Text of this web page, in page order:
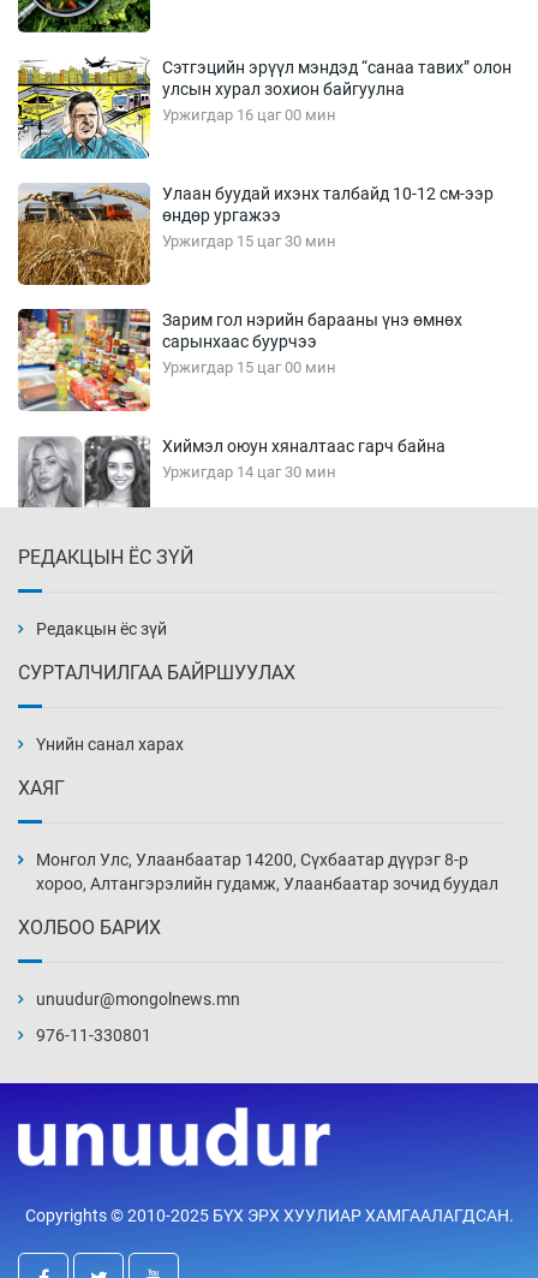
Сэтгэцийн эрүүл мэндэд “санаа тавих” олон
улсын хурал зохион байгуулна
Уржигдар 16 цаг 00 мин
Улаан буудай ихэнх талбайд 10-12 см-ээр
өндөр ургажээ
Уржигдар 15 цаг 30 мин
Зарим гол нэрийн барааны үнэ өмнөх
сарынхаас буурчээ
Уржигдар 15 цаг 00 мин
Хиймэл оюун хяналтаас гарч байна
Уржигдар 14 цаг 30 мин
Уржигдар 14 цаг 00 мин
нэмэгджээ
Уржигдар 13 цаг 30 мин
Уржигдар 13 цаг 00 мин
Уржигдар 12 цаг 30 мин
үйлчилж буй гэв
Уржигдар 12 цаг 00 мин
РЕДАКЦЫН ЁС ЗҮЙ
Редакцын ёс зүй
СУРТАЛЧИЛГАА БАЙРШУУЛАХ
Үнийн санал харах
ХАЯГ
Монгол Улс, Улаанбаатар 14200, Сүхбаатар дүүрэг 8-р
хороо, Алтангэрэлийн гудамж, Улаанбаатар зочид буудал
ХОЛБОО БАРИХ
unuudur@mongolnews.mn
976-11-330801
Copyrights © 2010-2025 БҮХ ЭРХ ХУУЛИАР ХАМГААЛАГДСАН.